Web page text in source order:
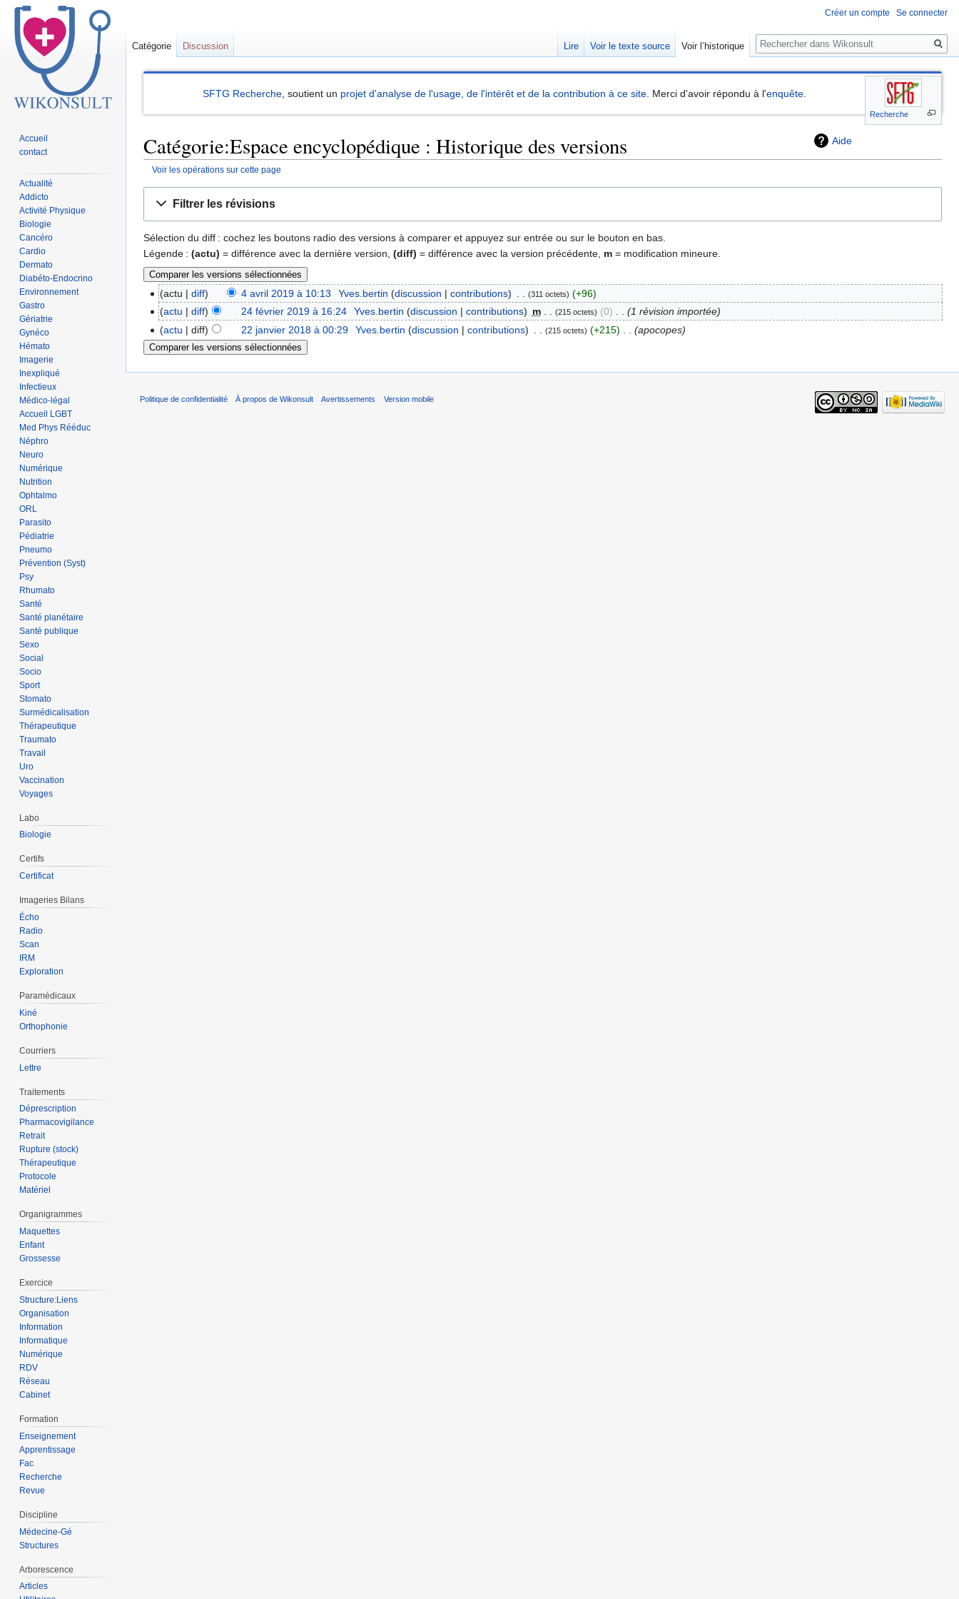
Recherche
SFTG Recherche , soutient un projet d'analyse de l'usage, de l'intérêt et de la contribution à ce site . Merci d'avoir répondu à l'enquête
Aide
Catégorie:Espace encyclopédique : Historique des versions
Voir les opérations sur cette page
navigation
recherche
Filtrer les révisions
Sélection du diff : cochez les boutons radio des versions à comparer et appuyez sur entrée ou sur le bouton en bas.
Légende : (actu) = différence avec la dernière version, (diff) = différence avec la version précédente, m = modification mineure.
actu diff 4 avril 2019 à 10:13 Yves.bertin discussion contributions 311 octets
+96
actu
diff 24 février 2019 à 16:24 Yves.bertin discussion contributions m 215 octets 0
1 révision importée
actu
diff 22 janvier 2018 à 00:29 Yves.bertin discussion contributions 215 octets +215 apocopes
Créer un compte Se connecter
Catégorie Discussion Lire Voir le texte source Voir l’historique
Rechercher
Accueil
contact
Actualité
Addicto
Activité Physique
Biologie
Cancéro
Cardio
Dermato
Diabéto-Endocrino
Environnement
Gastro
Gériatrie
Gynéco
Hémato
Imagerie
Inexpliqué
Infectieux
Médico-légal
Accueil LGBT
Med Phys Rééduc
Néphro
Neuro
Numérique
Nutrition
Ophtalmo
ORL
Parasito
Pédiatrie
Pneumo
Prévention (Syst)
Psy
Rhumato
Santé
Santé planétaire
Santé publique
Sexo
Social
Socio
Sport
Stomato
Surmédicalisation
Thérapeutique
Traumato
Travail
Uro
Vaccination
Voyages
Labo
Biologie
Certifs
Certificat
Imageries Bilans
Écho
Radio
Scan
IRM
Exploration
Paramédicaux
Kiné
Orthophonie
Courriers
Lettre
Traitements
Déprescription
Pharmacovigilance
Retrait
Rupture (stock)
Thérapeutique
Protocole
Matériel
Organigrammes
Maquettes
Enfant
Grossesse
Exercice
Structure:Liens
Organisation
Information
Informatique
Numérique
RDV
Réseau
Cabinet
Formation
Enseignement
Apprentissage
Fac
Recherche
Revue
Discipline
Médecine-Gé
Structures
Arborescence
Articles
Politique de confidentialité À propos de Wikonsult Avertissements Version mobile